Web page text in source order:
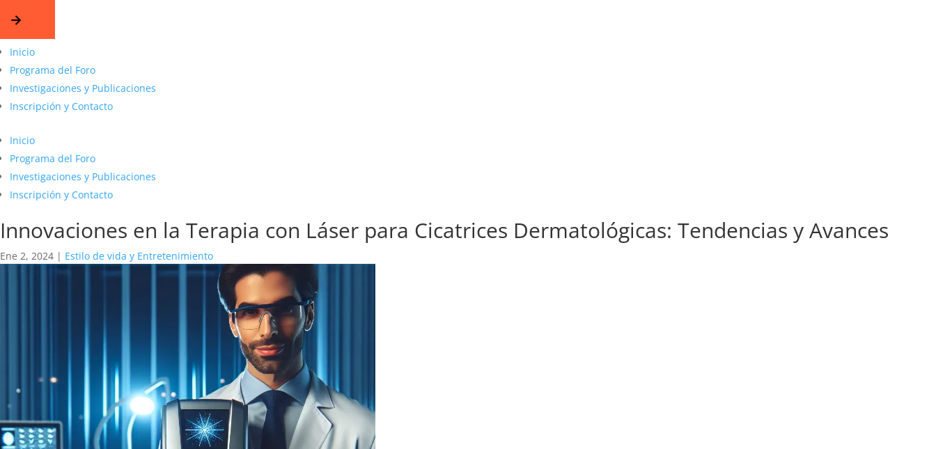
Inicio
Programa del Foro
Investigaciones y Publicaciones
Inscripción y Contacto
Inicio
Programa del Foro
Investigaciones y Publicaciones
Inscripción y Contacto
Innovaciones en la Terapia con Láser para Cicatrices Dermatológicas: Tendencias y Avances
Ene 2, 2024 | Estilo de vida y Entretenimiento